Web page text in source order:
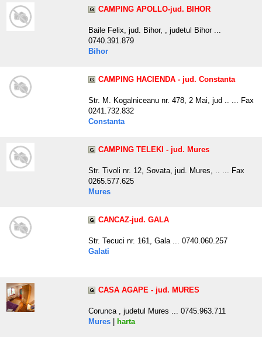
CAMPING APOLLO-jud. BIHOR
Baile Felix, jud. Bihor, , judetul Bihor ...
0740.391.879
Bihor
CAMPING HACIENDA - jud. Constanta
Str. M. Kogalniceanu nr. 478, 2 Mai, jud .. ... Fax
0241.732.832
Constanta
CAMPING TELEKI - jud. Mures
Str. Tivoli nr. 12, Sovata, jud. Mures, .. ... Fax
0265.577.625
Mures
CANCAZ-jud. GALA
Str. Tecuci nr. 161, Gala ... 0740.060.257
Galati
CASA AGAPE - jud. MURES
Corunca , judetul Mures ... 0745.963.711
Mures
harta